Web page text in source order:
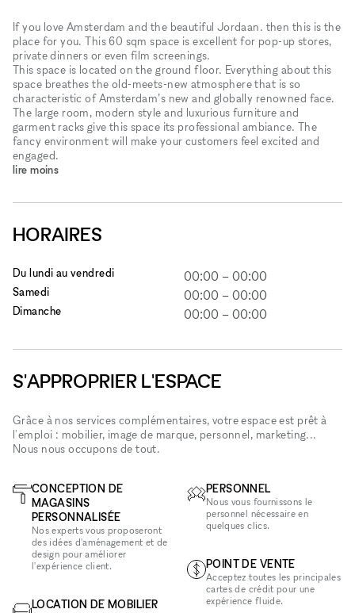
If you love Amsterdam and the beautiful Jordaan. then this is the
place for you. This 60 sqm space is excellent for pop-up stores,
private dinners or even film screenings.
This space is located on the ground floor. Everything about this
space breathes the old-meets-new atmosphere that is so
characteristic of Amsterdam’s new and globally renowned face.
The large room, modern style and luxurious furniture and
garment racks give this space its professional ambiance. The
fancy environment will make your customers feel excited and
engaged.
lire moins
HORAIRES
Du lundi au vendredi 00:00 – 00:00
Samedi 00:00 – 00:00
Dimanche 00:00 – 00:00
S'APPROPRIER L'ESPACE
Grâce à nos services complémentaires, votre espace est prêt à
l'emploi : mobilier, image de marque, personnel, marketing...
Nous nous occupons de tout.
CONCEPTION DE
MAGASINS
PERSONNALISÉE
Nos experts vous proposeront
des idées d'aménagement et de
design pour améliorer
l'expérience client.
LOCATION DE MOBILIER
PERSONNEL
Nous vous fournissons le
personnel nécessaire en
quelques clics.
POINT DE VENTE
Acceptez toutes les principales
cartes de crédit pour une
expérience fluide.